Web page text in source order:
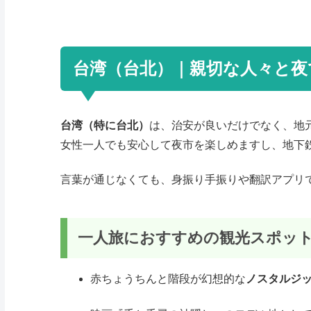
台湾（台北）｜親切な人々と
台湾（特に台北） は、治安が良いだけでなく、地
女性一人でも安心して夜市を楽しめますし、地
言葉が通じなくても、身振り手振りや翻訳アプ
一人旅におすすめの観光スポッ
赤ちょうちんと階段が幻想的な ノスタルジ